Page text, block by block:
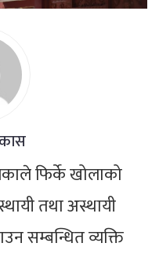
फिर्के खोलाको
तथा अस्थायी
सम्बन्धित व्यक्ति